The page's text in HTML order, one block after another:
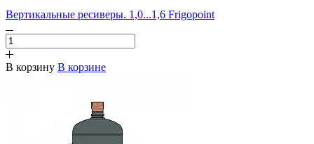
Вертикальные ресиверы. 1,0...1,6 Frigopoint
В корзину В корзине